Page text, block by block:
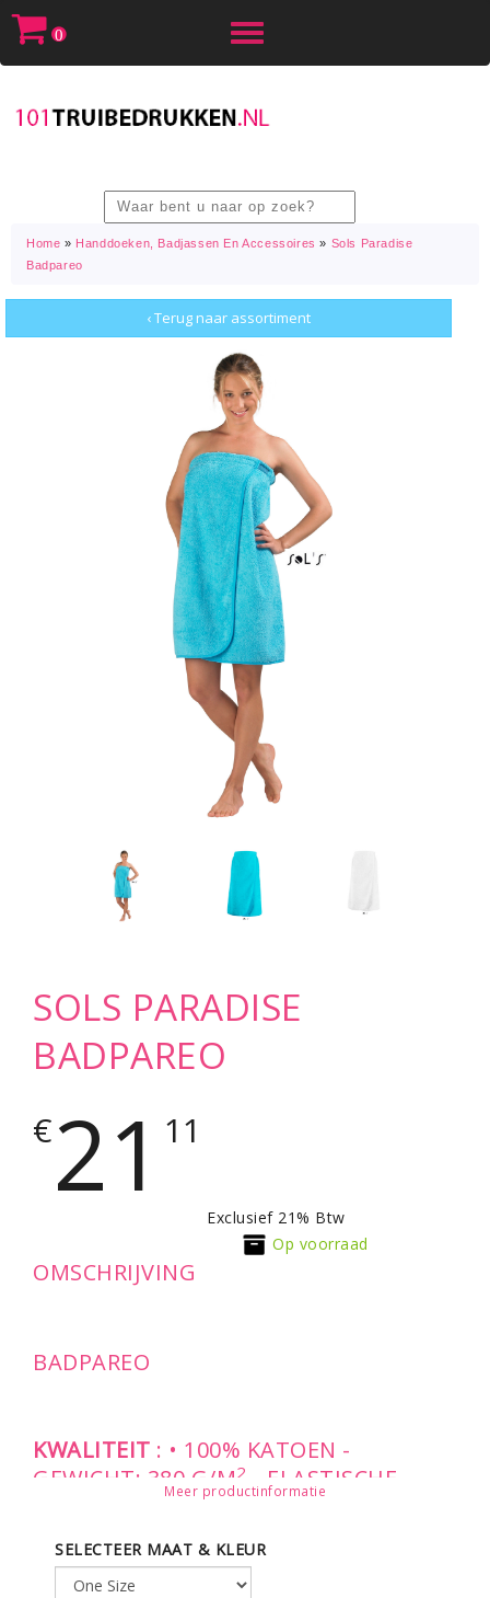
Toggle
0
Home » Handdoeken, Badjassen En Accessoires » Sols Paradise
Badpareo
‹ Terug naar assortiment
SOLS PARADISE
BADPAREO
€21 11
Exclusief 21% Btw
Op voorraad
OMSCHRIJVING
BADPAREO
KWALITEIT : • 100% KATOEN -
GEWICHT: 380 G/M2
- ELASTISCHE
PAREO - OMSLAG
Meer productinformatie
SELECTEER MAAT & KLEUR